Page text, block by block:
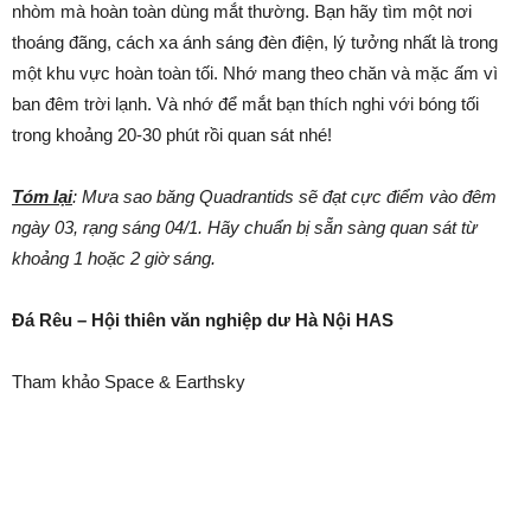
nhòm mà hoàn toàn dùng mắt thường. Bạn hãy tìm một nơi
thoáng đãng, cách xa ánh sáng đèn điện, lý tưởng nhất là trong
một khu vực hoàn toàn tối. Nhớ mang theo chăn và mặc ấm vì
ban đêm trời lạnh. Và nhớ để mắt bạn thích nghi với bóng tối
trong khoảng 20-30 phút rồi quan sát nhé!
Tóm lại: Mưa sao băng Quadrantids sẽ đạt cực điểm vào đêm
ngày 03, rạng sáng 04/1. Hãy chuẩn bị sẵn sàng quan sát từ
khoảng 1 hoặc 2 giờ sáng.
Đá Rêu – Hội thiên văn nghiệp dư Hà Nội HAS
Tham khảo Space & Earthsky